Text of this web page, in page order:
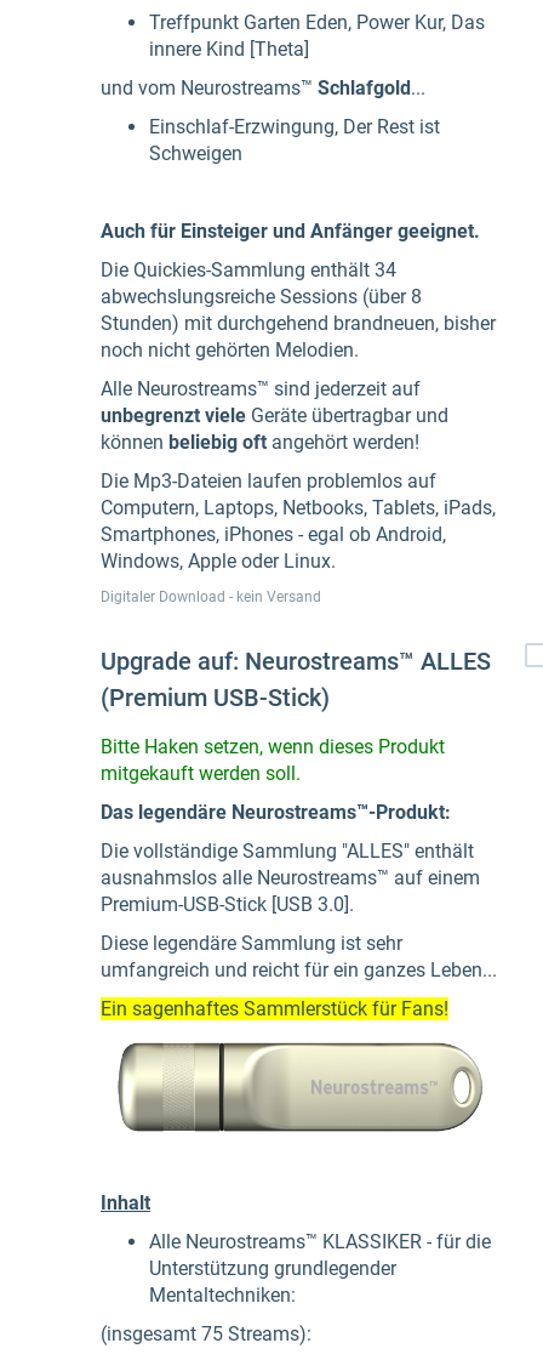
Treffpunkt Garten Eden, Power Kur, Das
innere Kind [Theta]
und vom Neurostreams™ Schlafgold...
Einschlaf-Erzwingung, Der Rest ist
Schweigen
Auch für Einsteiger und Anfänger geeignet.
Die Quickies-Sammlung enthält 34
abwechslungsreiche Sessions (über 8
Stunden) mit durchgehend brandneuen, bisher
noch nicht gehörten Melodien.
Alle Neurostreams™ sind jederzeit auf
unbegrenzt viele Geräte übertragbar und
können beliebig oft angehört werden!
Die Mp3-Dateien laufen problemlos auf
Computern, Laptops, Netbooks, Tablets, iPads,
Smartphones, iPhones - egal ob Android,
Windows, Apple oder Linux.
Digitaler Download - kein Versand
Upgrade auf: Neurostreams™ ALLES
(Premium USB-Stick)
Bitte Haken setzen, wenn dieses Produkt
mitgekauft werden soll.
Das legendäre Neurostreams™-Produkt:
Die vollständige Sammlung "ALLES" enthält
ausnahmslos alle Neurostreams™ auf einem
Premium-USB-Stick [USB 3.0].
Diese legendäre Sammlung ist sehr
umfangreich und reicht für ein ganzes Leben...
Ein sagenhaftes Sammlerstück für Fans!
Inhalt
Alle Neurostreams™ KLASSIKER - für die
Unterstützung grundlegender
Mentaltechniken:
(insgesamt 75 Streams):